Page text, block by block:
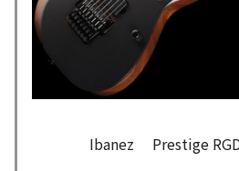
Ibanez Prestige